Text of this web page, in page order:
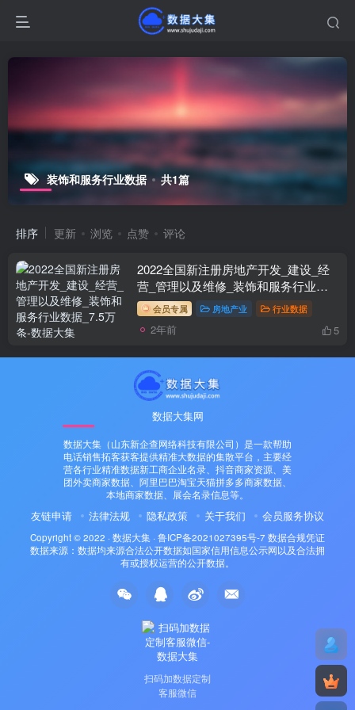
装饰和服务行业数据 共1篇
排序 更新 浏览 点赞 评论
2022全国新注册房地产开发_建设_经
营_管理以及维修_装饰和服务行业数
据_7.5万条
会员专属 房地产业 行业数据
2年前 5
数据大集网
数据大集（山东新企查网络科技有限公司）是一款帮助
电话销售拓客获客提供精准大数据的集散平台，主要经
营各行业精准数据新工商企业名录、抖音商家资源、美
团外卖商家数据、阿里巴巴淘宝天猫拼多多商家数据、
本地商家数据、展会名录信息等。
友链申请 法律法规 隐私政策 关于我们 会员服务协议
Copyright © 2022 · 数据大集 · 鲁ICP备2021027395号-7 数据合规凭证
数据来源：数据均来源合法公开数据如国家信用信息公示网以及合法拥
有或授权运营的公开数据。
扫码加数据定制
客服微信